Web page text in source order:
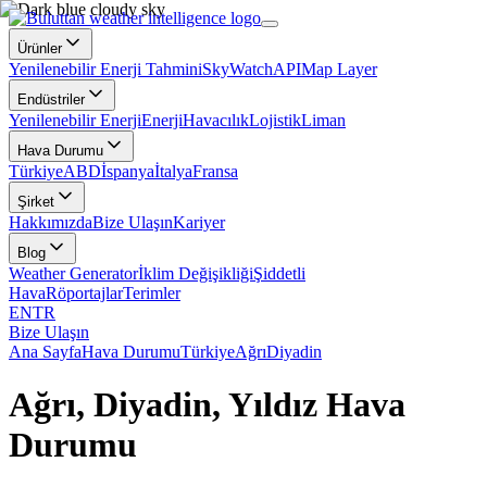
Ürünler
Yenilenebilir Enerji TahminiSkyWatchAPIMap Layer
Endüstriler
Yenilenebilir EnerjiEnerjiHavacılıkLojistikLiman
Hava Durumu
TürkiyeABDİspanyaİtalyaFransa
Şirket
HakkımızdaBize UlaşınKariyer
Blog
Weather Generatorİklim DeğişikliğiŞiddetli
HavaRöportajlarTerimler
ENTR
Bize Ulaşın
Ana SayfaHava DurumuTürkiyeAğrıDiyadin
Ağrı, Diyadin, Yıldız Hava
Durumu